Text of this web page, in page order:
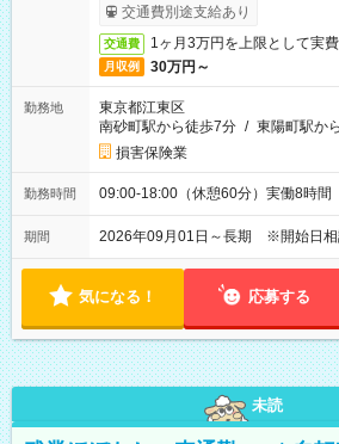
交通費別途支給あり
交通費 1ヶ月3万円を上限として実
月収例 30万円～
勤務地
東京都江東区
南砂町駅から徒歩7分 / 東陽町駅か
損害保険業
勤務時間 09:00-18:00（休憩60分）実働8時間
期間 2026年09月01日～長期 ※開始日
気になる！ 応募する
未読